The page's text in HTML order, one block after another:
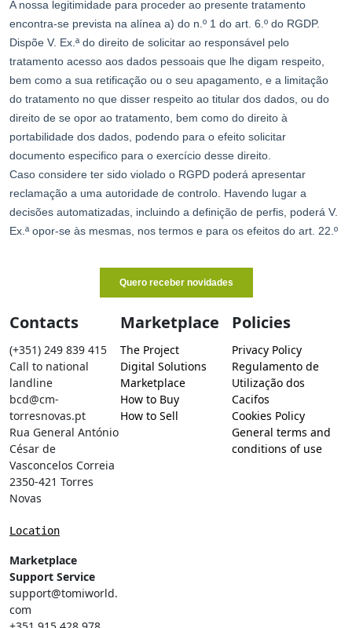
Contacts
(+351) 249 839 415
Call to national
landline
bcd@cm-
torresnovas.pt
Rua General António
César de
Vasconcelos Correia
2350-421 Torres
Novas
Location
Marketplace
Support Service
support@tomiworld.
com
Marketplace
The Project
Digital Solutions
Marketplace
How to Buy
How to Sell
Policies
Privacy Policy
Regulamento de
Utilização dos
Cacifos
Cookies Policy
General terms and
conditions of use